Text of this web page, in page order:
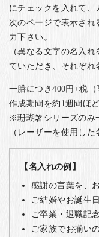
にチェックを入れて、
次のページで表示され
力下さい。
（異なる文字の名入
ていただき、それぞれ
一膳につき400円+税（
作成期間を約1週間ほ
※珊瑚箸シリーズのみ
（レーザーを使用した
【名入れの例】
感謝の言葉を、
ご結婚やお誕生
ご卒業・退職記
ご家族でお揃い